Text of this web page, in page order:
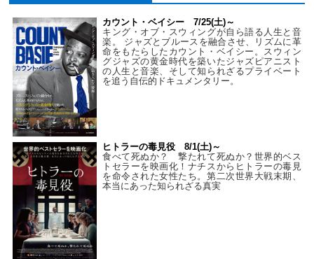
カウント・ベイシー 7/25(土)～
キング・オブ・スウィングが自ら語る人生と音
楽。 ジャズとブルースを融合させ、リズムに革
命をもたらしたカウント・ベイシー。スウィン
グジャズの黄金時代を築いたジャズピアニスト
の人生と音楽、そして知られざるプライベート
を追う自伝的ドキュメンタリー。
ヒトラーの毒見役 8/1(土)～
食べて死ぬか？ 撃たれて死ぬか？世界的ベス
トセラーを映画化！ナチスからヒトラーの毒見
を命令された女性たち。第二次世界大戦末期、
本当にあった知られざる真実